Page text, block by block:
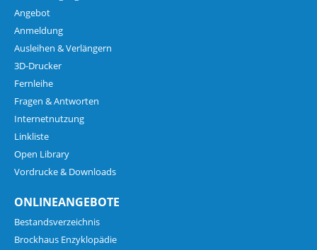
Angebot
Anmeldung
Ausleihen & Verlängern
3D-Drucker
Fernleihe
Fragen & Antworten
Internetnutzung
Linkliste
Open Library
Vordrucke & Downloads
ONLINEANGEBOTE
Bestandsverzeichnis
Brockhaus Enzyklopädie